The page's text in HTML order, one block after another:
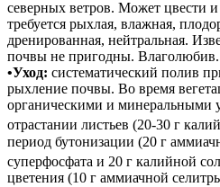
северных ветров. Может цвести
требуется рыхлая, влажная,
дренированная, нейтральная.
почвы не пригодны.
•Уход: систематический полив
рыхление почвы. Во время
органическими и минеральными
отрастании листьев (20-30 г
период бутонизации (20 г
суперфосфата и 20 г калийной
цветения (10 г аммиачной